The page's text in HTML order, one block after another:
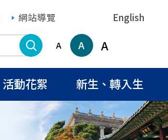
網站導覽 English
搜尋A A A
活動花絮 新生、轉入生